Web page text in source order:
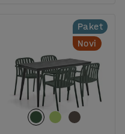
Paket
Novi